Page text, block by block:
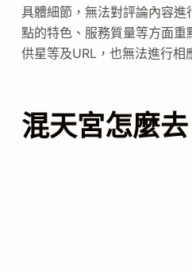
具體細節，無法對評論內容進
點的特色、服務質量等方面重
供星等及URL，也無法進行相
混天宮怎麼